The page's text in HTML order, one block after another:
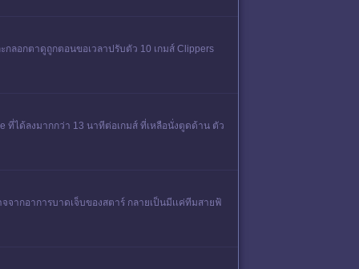
กลอกตาดูถูกตอนขอเวลาปรับตัว 10 เกมส์ Clippers
ที่ได้ลงมากกว่า 13 นาทีต่อเกมส์ ที่เหลือนั่งตูดด้าน ตัว
จจากอาการบาดเจ็บของสตาร์ กลายเป็นมีเเค่ทีมสายฟ้